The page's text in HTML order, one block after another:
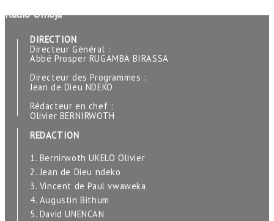
Radio Umoja
DIRECTION
Directeur Général :
Abbé Prosper RUGAMBA BIRASSA
Directeur des Programmes :
Jean de Dieu NDEKO
Rédacteur en chef :
Olivier BERNIRWOTH
REDACTION
1. Bernirwoth UKELO Olivier
2. Jean de Dieu ndeko
3. Vincent de Paul vwaweka
4. Augustin Bithum
5. David UNENCAN